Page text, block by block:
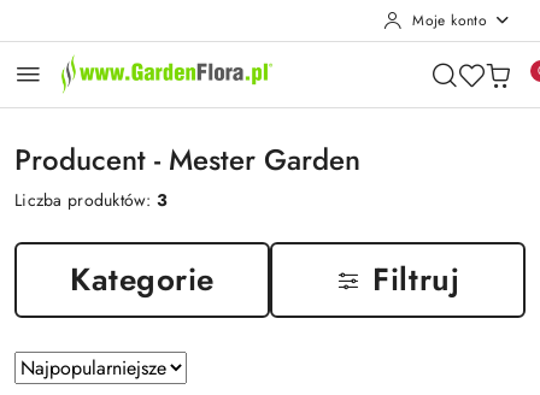
Moje konto
Producent - Mester Garden
Liczba produktów:3
Kategorie Filtruj
Zastosowano
Sortuj
według